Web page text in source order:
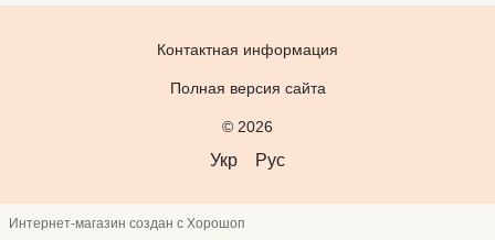
Контактная информация
Полная версия сайта
© 2026
Укр Рус
Интернет-магазин создан с Хорошоп